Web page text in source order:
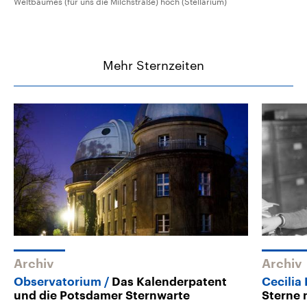
Mehr Sternzeiten
Archiv
Observatorium
Das Kalenderpatent
und die Potsdamer Sternwarte
Archiv
Cecilia
Sterne